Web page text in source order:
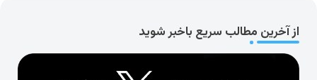
از آخرین مطالب سریع باخبر شوید